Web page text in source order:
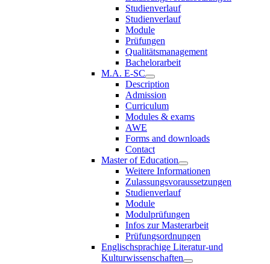
Studienverlauf
Studienverlauf
Module
Prüfungen
Qualitätsmanagement
Bachelorarbeit
M.A. E-SC
Description
Admission
Curriculum
Modules & exams
AWE
Forms and downloads
Contact
Master of Education
Weitere Informationen
Zulassungsvoraussetzungen
Studienverlauf
Module
Modulprüfungen
Infos zur Masterarbeit
Prüfungsordnungen
Englischsprachige Literatur-und
Kulturwissenschaften